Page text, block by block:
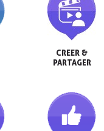
CREER &
PARTAGER